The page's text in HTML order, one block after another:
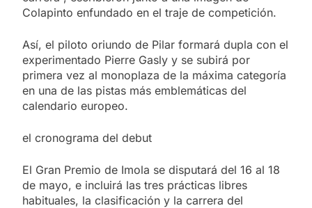
Colapinto enfundado en el traje de competición.
Así, el piloto oriundo de Pilar formará dupla con el
experimentado Pierre Gasly y se subirá por
primera vez al monoplaza de la máxima categoría
en una de las pistas más emblemáticas del
calendario europeo.
el cronograma del debut
El Gran Premio de Imola se disputará del 16 al 18
de mayo, e incluirá las tres prácticas libres
habituales, la clasificación y la carrera del